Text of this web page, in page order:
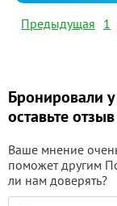
Предыдущая 1
Бронировали
оставьте отзыв
Ваше мнение
поможет другим
ли нам доверять?